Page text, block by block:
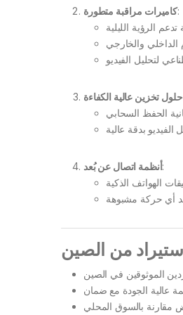
كاميرات مراقبة متطورة:
حلول تخزين عالية الكفاءة
أنظمة اتصال عن بُعد: